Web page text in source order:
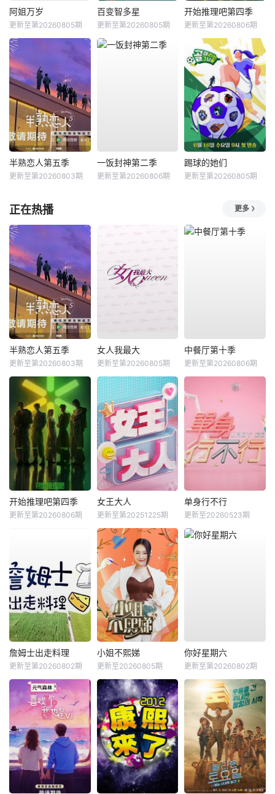
阿姐万岁
更新至第20260805期
百变智多星
更新至第20260805期
开始推理吧第四季
更新至第20260806期
半熟恋人第五季
更新至第20260803期
一饭封神第二季
更新至第20260806期
踢球的她们
更新至第20260805期
正在热播 更多
半熟恋人第五季
更新至第20260803期
女人我最大
更新至第20260805期
中餐厅第十季
更新至第20260806期
开始推理吧第四季
更新至第20260806期
女王大人
更新至第20251225期
单身行不行
更新至20260523期
詹姆士出走料理
更新至第20260802期
小姐不熙娣
更新至20260805期
你好星期六
更新至第20260802期